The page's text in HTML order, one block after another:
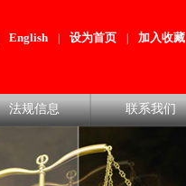
English 设为首页 加入收藏
法规信息 联系我们